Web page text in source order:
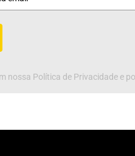
nossa Política de Privacidade e